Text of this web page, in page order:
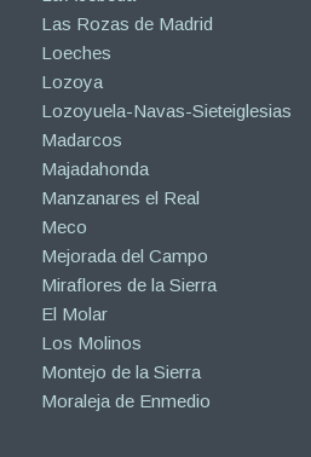
Las Rozas de Madrid
Loeches
Lozoya
Lozoyuela-Navas-Sieteiglesias
Madarcos
Majadahonda
Manzanares el Real
Meco
Mejorada del Campo
Miraflores de la Sierra
El Molar
Los Molinos
Montejo de la Sierra
Moraleja de Enmedio